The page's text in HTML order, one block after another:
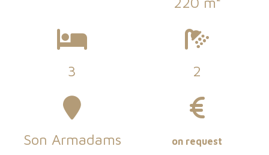
3 2
Son Armadams on request